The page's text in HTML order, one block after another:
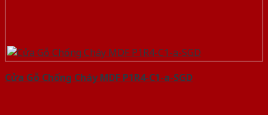
Cửa Gỗ Chống Cháy MDF P1R4-C1-a-SGD